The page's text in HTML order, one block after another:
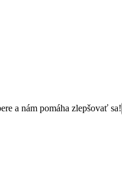
a nám pomáha zlepšovať sa!